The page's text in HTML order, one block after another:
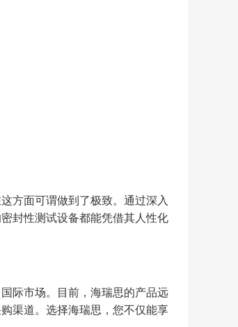
方面可谓做到了极致。通过深入
封性测试设备都能凭借其人性化
际市场。目前，海瑞思的产品远
渠道。选择海瑞思，您不仅能享